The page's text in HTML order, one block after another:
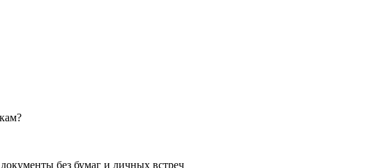
без бумаг и личных встреч